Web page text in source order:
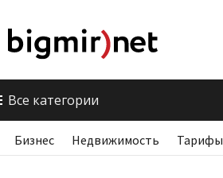
Все категории
Бизнес Недвижимость Тарифы